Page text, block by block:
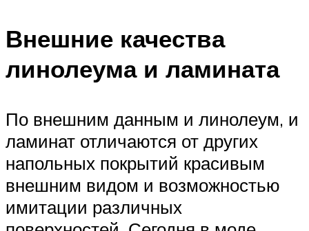
Внешние качества
линолеума и ламината
По внешним данным и линолеум, и
ламинат отличаются от других
напольных покрытий красивым
внешним видом и возможностью
имитации различных